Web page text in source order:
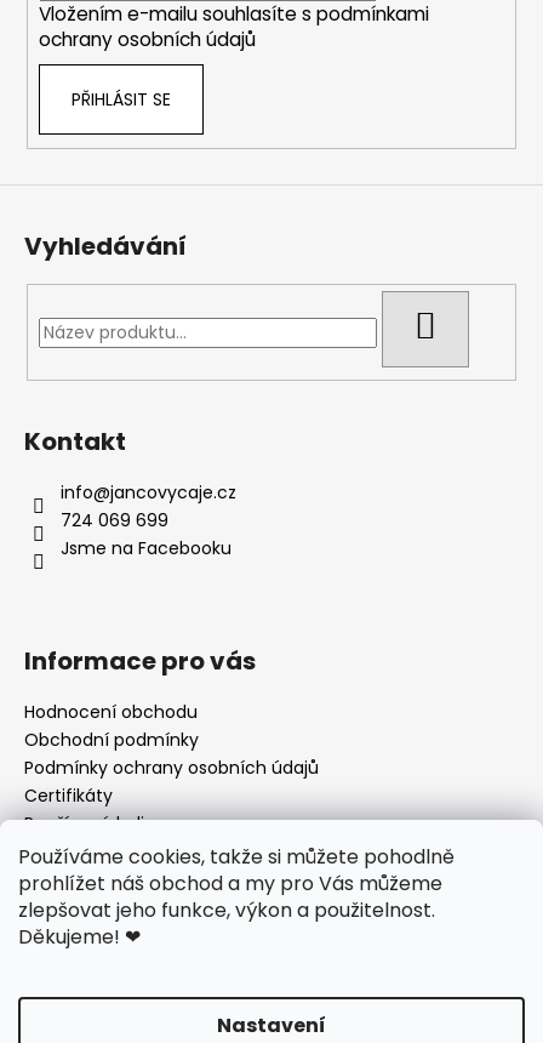
Používáme cookies, takže si můžete pohodlně
prohlížet náš obchod a my pro Vás můžeme
zlepšovat jeho funkce, výkon a použitelnost.
Děkujeme! ❤
Nastavení
Vložením e-mailu souhlasíte s podmínkami
ochrany osobních údajů
PŘIHLÁSIT SE
Vyhledávání
Kontakt
info@jancovycaje.cz
724 069 699
Jsme na Facebooku
Informace pro vás
Hodnocení obchodu
Obchodní podmínky
Podmínky ochrany osobních údajů
Certifikáty
Používané byliny
Odstoupení od kupní smlouvy
Facebook
Jančovy čaje